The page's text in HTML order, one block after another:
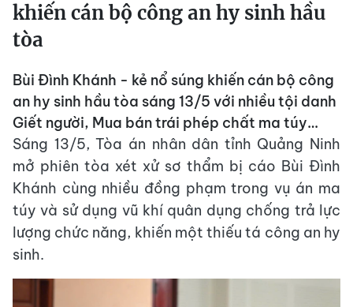
khiến cán bộ công an hy sinh hầu
tòa
Bùi Đình Khánh - kẻ nổ súng khiến cán bộ công
an hy sinh hầu tòa sáng 13/5 với nhiều tội danh
Giết người, Mua bán trái phép chất ma túy…
Sáng 13/5, Tòa án nhân dân tỉnh Quảng Ninh
mở phiên tòa xét xử sơ thẩm bị cáo Bùi Đình
Khánh cùng nhiều đồng phạm trong vụ án ma
túy và sử dụng vũ khí quân dụng chống trả lực
lượng chức năng, khiến một thiếu tá công an hy
sinh.